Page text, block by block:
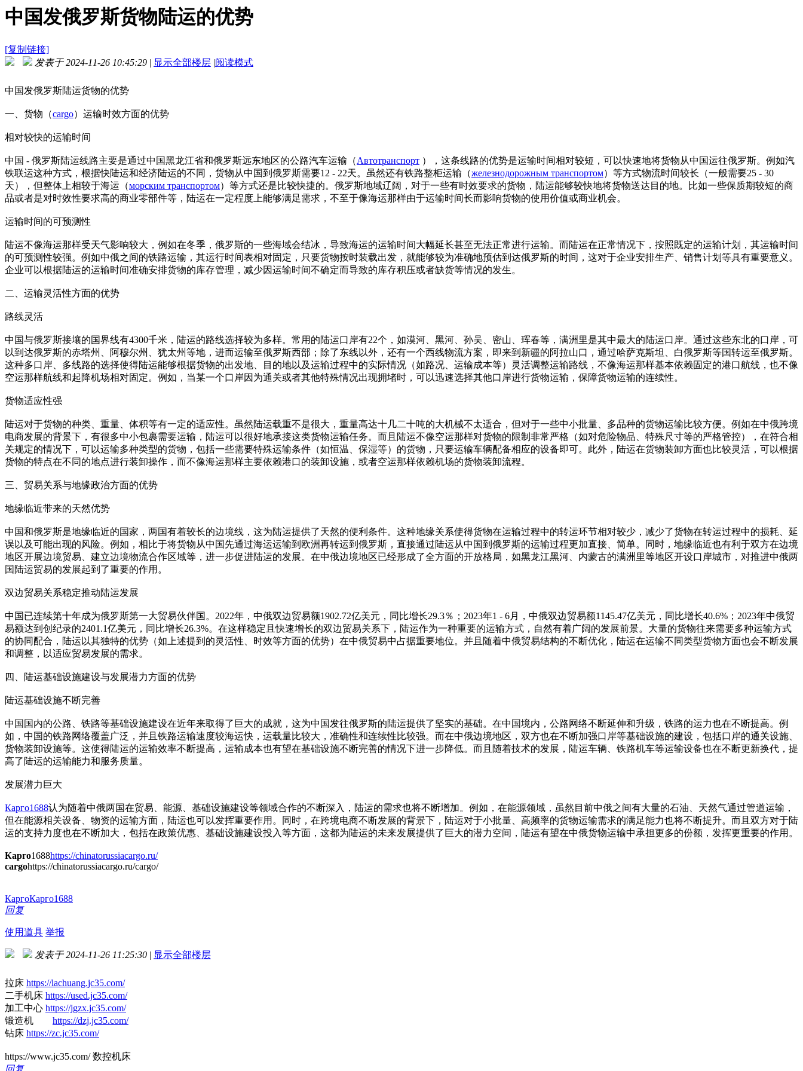
中国发俄罗斯货物陆运的优势
[复制链接]
发表于 2024-11-26 10:45:29 | 显示全部楼层 |阅读模式
中国发俄罗斯陆运货物的优势
一、货物（cargo）运输时效方面的优势
相对较快的运输时间
中国 - 俄罗斯陆运线路主要是通过中国黑龙江省和俄罗斯远东地区的公路汽车运输（Автотранспорт ），这条线路的优势是运输时间相对较短，可以快速地将货物从中国运往俄罗斯。例如汽
铁联运这种方式，根据快陆运和经济陆运的不同，货物从中国到俄罗斯需要12 - 22天。虽然还有铁路整柜运输（железнодорожным транспортом）等方式物流时间较长（一般需要25 - 30
天），但整体上相较于海运（морским транспортом）等方式还是比较快捷的。俄罗斯地域辽阔，对于一些有时效要求的货物，陆运能够较快地将货物送达目的地。比如一些保质期较短的商
品或者是对时效性要求高的商业零部件等，陆运在一定程度上能够满足需求，不至于像海运那样由于运输时间长而影响货物的使用价值或商业机会。
运输时间的可预测性
陆运不像海运那样受天气影响较大，例如在冬季，俄罗斯的一些海域会结冰，导致海运的运输时间大幅延长甚至无法正常进行运输。而陆运在正常情况下，按照既定的运输计划，其运输时间
的可预测性较强。例如中俄之间的铁路运输，其运行时间表相对固定，只要货物按时装载出发，就能够较为准确地预估到达俄罗斯的时间，这对于企业安排生产、销售计划等具有重要意义。
企业可以根据陆运的运输时间准确安排货物的库存管理，减少因运输时间不确定而导致的库存积压或者缺货等情况的发生。
二、运输灵活性方面的优势
路线灵活
中国与俄罗斯接壤的国界线有4300千米，陆运的路线选择较为多样。常用的陆运口岸有22个，如漠河、黑河、孙吴、密山、珲春等，满洲里是其中最大的陆运口岸。通过这些东北的口岸，可
以到达俄罗斯的赤塔州、阿穆尔州、犹太州等地，进而运输至俄罗斯西部；除了东线以外，还有一个西线物流方案，即来到新疆的阿拉山口，通过哈萨克斯坦、白俄罗斯等国转运至俄罗斯。
这种多口岸、多线路的选择使得陆运能够根据货物的出发地、目的地以及运输过程中的实际情况（如路况、运输成本等）灵活调整运输路线，不像海运那样基本依赖固定的港口航线，也不像
空运那样航线和起降机场相对固定。例如，当某一个口岸因为通关或者其他特殊情况出现拥堵时，可以迅速选择其他口岸进行货物运输，保障货物运输的连续性。
货物适应性强
陆运对于货物的种类、重量、体积等有一定的适应性。虽然陆运载重不是很大，重量高达十几二十吨的大机械不太适合，但对于一些中小批量、多品种的货物运输比较方便。例如在中俄跨境
电商发展的背景下，有很多中小包裹需要运输，陆运可以很好地承接这类货物运输任务。而且陆运不像空运那样对货物的限制非常严格（如对危险物品、特殊尺寸等的严格管控），在符合相
关规定的情况下，可以运输多种类型的货物，包括一些需要特殊运输条件（如恒温、保湿等）的货物，只要运输车辆配备相应的设备即可。此外，陆运在货物装卸方面也比较灵活，可以根据
货物的特点在不同的地点进行装卸操作，而不像海运那样主要依赖港口的装卸设施，或者空运那样依赖机场的货物装卸流程。
三、贸易关系与地缘政治方面的优势
地缘临近带来的天然优势
中国和俄罗斯是地缘临近的国家，两国有着较长的边境线，这为陆运提供了天然的便利条件。这种地缘关系使得货物在运输过程中的转运环节相对较少，减少了货物在转运过程中的损耗、延
误以及可能出现的风险。例如，相比于将货物从中国先通过海运运输到欧洲再转运到俄罗斯，直接通过陆运从中国到俄罗斯的运输过程更加直接、简单。同时，地缘临近也有利于双方在边境
地区开展边境贸易、建立边境物流合作区域等，进一步促进陆运的发展。在中俄边境地区已经形成了全方面的开放格局，如黑龙江黑河、内蒙古的满洲里等地区开设口岸城市，对推进中俄两
国陆运贸易的发展起到了重要的作用。
双边贸易关系稳定推动陆运发展
中国已连续第十年成为俄罗斯第一大贸易伙伴国。2022年，中俄双边贸易额1902.72亿美元，同比增长29.3％；2023年1 - 6月，中俄双边贸易额1145.47亿美元，同比增长40.6%；2023年中俄贸
易额达到创纪录的2401.1亿美元，同比增长26.3%。在这样稳定且快速增长的双边贸易关系下，陆运作为一种重要的运输方式，自然有着广阔的发展前景。大量的货物往来需要多种运输方式
的协同配合，陆运以其独特的优势（如上述提到的灵活性、时效等方面的优势）在中俄贸易中占据重要地位。并且随着中俄贸易结构的不断优化，陆运在运输不同类型货物方面也会不断发展
和调整，以适应贸易发展的需求。
四、陆运基础设施建设与发展潜力方面的优势
陆运基础设施不断完善
中国国内的公路、铁路等基础设施建设在近年来取得了巨大的成就，这为中国发往俄罗斯的陆运提供了坚实的基础。在中国境内，公路网络不断延伸和升级，铁路的运力也在不断提高。例
如，中国的铁路网络覆盖广泛，并且铁路运输速度较海运快，运载量比较大，准确性和连续性比较强。而在中俄边境地区，双方也在不断加强口岸等基础设施的建设，包括口岸的通关设施、
货物装卸设施等。这使得陆运的运输效率不断提高，运输成本也有望在基础设施不断完善的情况下进一步降低。而且随着技术的发展，陆运车辆、铁路机车等运输设备也在不断更新换代，提
高了陆运的运输能力和服务质量。
发展潜力巨大
Карго1688认为随着中俄两国在贸易、能源、基础设施建设等领域合作的不断深入，陆运的需求也将不断增加。例如，在能源领域，虽然目前中俄之间有大量的石油、天然气通过管道运输，
但在能源相关设备、物资的运输方面，陆运也可以发挥重要作用。同时，在跨境电商不断发展的背景下，陆运对于小批量、高频率的货物运输需求的满足能力也将不断提升。而且双方对于陆
运的支持力度也在不断加大，包括在政策优惠、基础设施建设投入等方面，这都为陆运的未来发展提供了巨大的潜力空间，陆运有望在中俄货物运输中承担更多的份额，发挥更重要的作用。
Карго1688https://chinatorussiacargo.ru/
cargohttps://chinatorussiacargo.ru/cargo/
КаргоКарго1688
回复
使用道具 举报
发表于 2024-11-26 11:25:30 | 显示全部楼层
拉床 https://lachuang.jc35.com/
二手机床 https://used.jc35.com/
加工中心 https://jgzx.jc35.com/
锻造机 https://dzj.jc35.com/
钻床 https://zc.jc35.com/
https://www.jc35.com/ 数控机床
回复